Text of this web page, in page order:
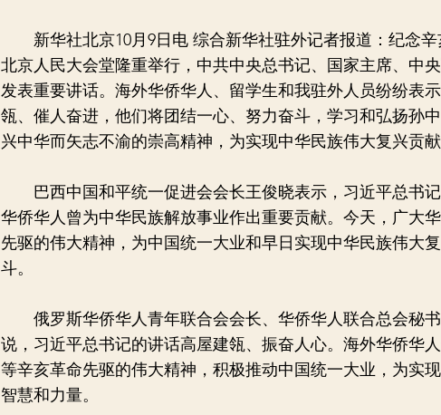
新华社北京10月9日电 综合新华社驻外记者报道：纪念辛
北京人民大会堂隆重举行，中共中央总书记、国家主席、中
发表重要讲话。海外华侨华人、留学生和我驻外人员纷纷表
瓴、催人奋进，他们将团结一心、努力奋斗，学习和弘扬孙
兴中华而矢志不渝的崇高精神，为实现中华民族伟大复兴贡献
巴西中国和平统一促进会会长王俊晓表示，习近平总书
华侨华人曾为中华民族解放事业作出重要贡献。今天，广大
先驱的伟大精神，为中国统一大业和早日实现中华民族伟大
斗。
俄罗斯华侨华人青年联合会会长、华侨华人联合总会秘
说，习近平总书记的讲话高屋建瓴、振奋人心。海外华侨华
等辛亥革命先驱的伟大精神，积极推动中国统一大业，为实
智慧和力量。